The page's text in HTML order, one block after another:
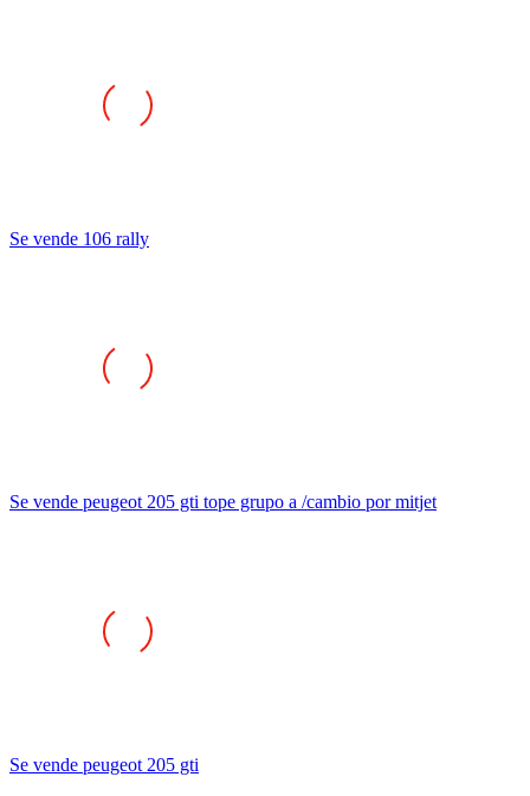
Se vende 106 rally
Se vende peugeot 205 gti tope grupo a /cambio por mitjet
Se vende peugeot 205 gti